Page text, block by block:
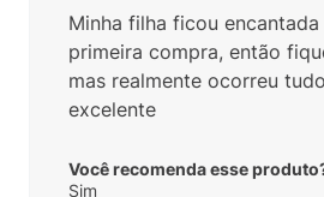
Minha filha ficou
primeira compra, então
mas realmente ocorreu
excelente
Você recomenda esse
Sim